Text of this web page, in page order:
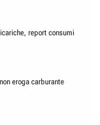
report consumi
eroga carburante